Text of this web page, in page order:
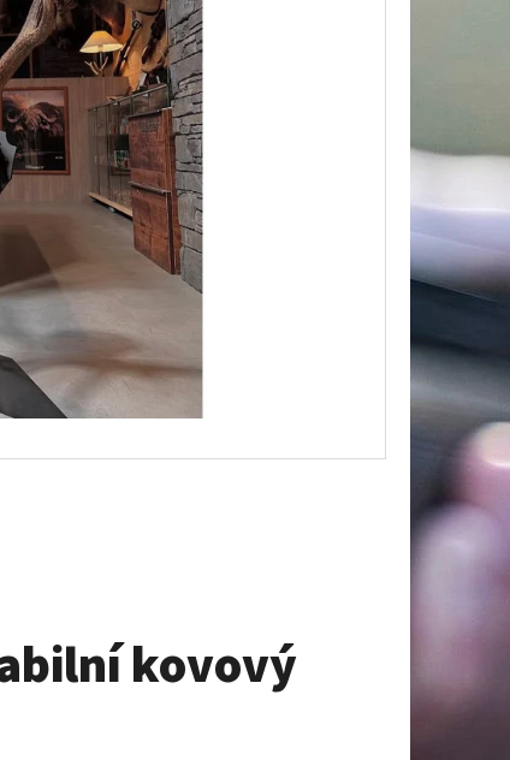
kovový
TROFEJ SRNCE –
SILUETA HOR